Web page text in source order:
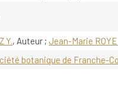
Y., Auteur ;Jean-Marie
botanique de Franche-